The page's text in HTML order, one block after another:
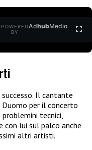
POWERED
BY
AdhubMedia
Il cantante
Duomo per il concerto
problemini tecnici,
con lui sul palco anche
altri artisti.